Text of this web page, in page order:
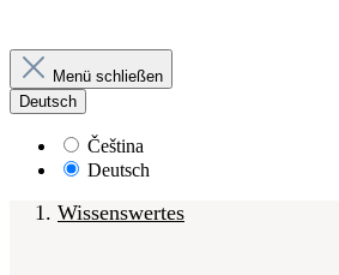
Menü schließen
Deutsch
Čeština
Deutsch
Wissenswertes